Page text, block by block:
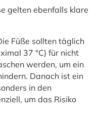
gelten ebenfalls klare
Füße sollten täglich
37 °C) für nicht
werden, um ein
Danach ist ein
in den
um das Risiko